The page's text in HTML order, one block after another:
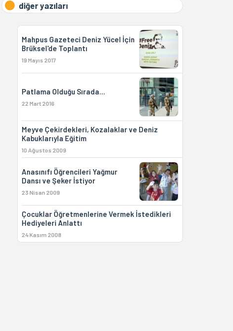
diğer yazıları
Mahpus Gazeteci Deniz Yücel İçin
Brüksel'de Toplantı
19 Mayıs 2017
Patlama Olduğu Sırada...
22 Mart 2016
Meyve Çekirdekleri, Kozalaklar ve Deniz
Kabuklarıyla Eğitim
10 Ağustos 2009
Anasınıfı Öğrencileri Yağmur
Dansı ve Şeker İstiyor
23 Nisan 2009
Çocuklar Öğretmenlerine Vermek İstedikleri
Hediyeleri Anlattı
24 Kasım 2008